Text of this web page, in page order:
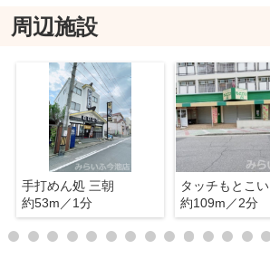
周辺施設
手打めん処 三朝
約53m／1分
タッチもとこい
約109m／2分